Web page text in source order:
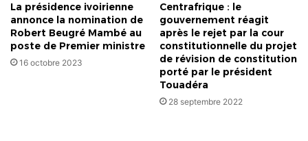
La présidence ivoirienne
annonce la nomination de
Robert Beugré Mambé au
poste de Premier ministre
16 octobre 2023
Centrafrique : le
gouvernement réagit
après le rejet par la cour
constitutionnelle du projet
de révision de constitution
porté par le président
Touadéra
28 septembre 2022